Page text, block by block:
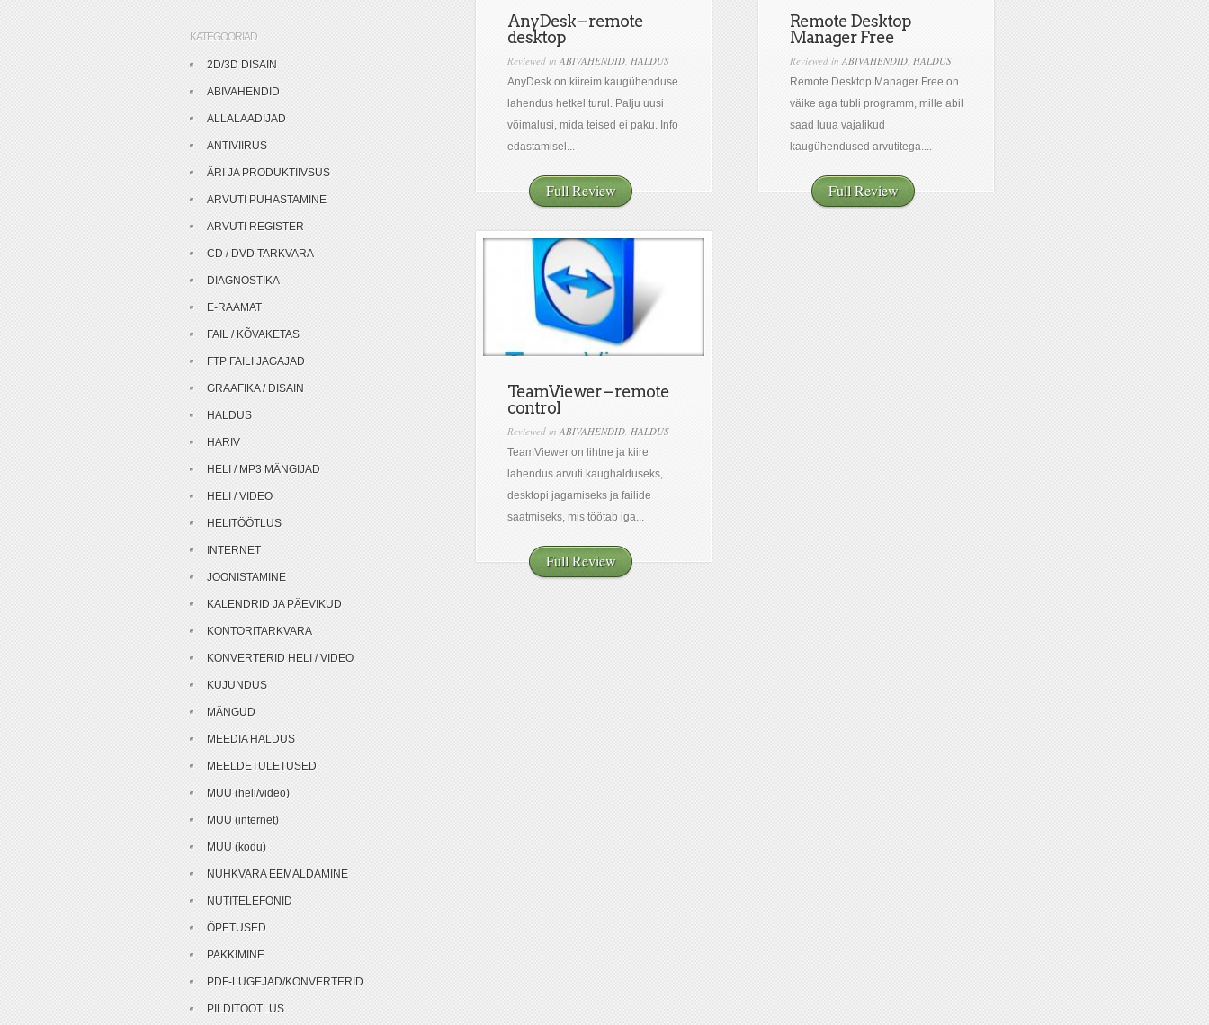
AnyDesk – remote
desktop
Reviewed in ABIVAHENDID, HALDUS
AnyDesk on kiireim kaugühenduse
lahendus hetkel turul. Palju uusi
võimalusi, mida teised ei paku. Info
edastamisel...
Full Review
Remote Desktop
Manager Free
Reviewed inABIVAHENDID, HALDUS
Remote Desktop Manager Free on
väike aga tubli programm, mille abil
saad luua vajalikud
kaugühendused arvutitega....
Full Review
TeamViewer – remote
control
Reviewed in ABIVAHENDID, HALDUS
TeamViewer on lihtne ja kiire
lahendus arvuti kaughalduseks,
desktopi jagamiseks ja failide
saatmiseks, mis töötab iga...
Full Review
KATEGOORIAD
2D/3D DISAIN
ABIVAHENDID
ALLALAADIJAD
ANTIVIIRUS
ÄRI JA PRODUKTIIVSUS
ARVUTI PUHASTAMINE
ARVUTI REGISTER
CD / DVD TARKVARA
DIAGNOSTIKA
E-RAAMAT
FAIL / KÕVAKETAS
FTP FAILI JAGAJAD
GRAAFIKA / DISAIN
HALDUS
HARIV
HELI / MP3 MÄNGIJAD
HELI / VIDEO
HELITÖÖTLUS
INTERNET
JOONISTAMINE
KALENDRID JA PÄEVIKUD
KONTORITARKVARA
KONVERTERID HELI / VIDEO
KUJUNDUS
MÄNGUD
MEEDIA HALDUS
MEELDETULETUSED
MUU (heli/video)
MUU (internet)
MUU (kodu)
NUHKVARA EEMALDAMINE
NUTITELEFONID
ÕPETUSED
PAKKIMINE
PDF-LUGEJAD/KONVERTERID
PILDITÖÖTLUS